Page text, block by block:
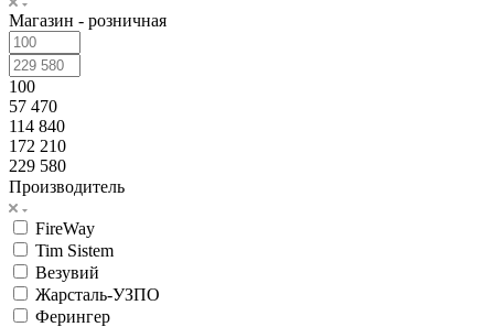
Магазин - розничная
100
57 470
114 840
172 210
229 580
Производитель
FireWay
Tim Sistem
Везувий
Жарсталь-УЗПО
Ферингер